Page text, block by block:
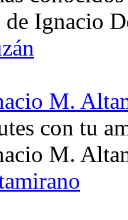
de Ignacio
M.
con tu
M.